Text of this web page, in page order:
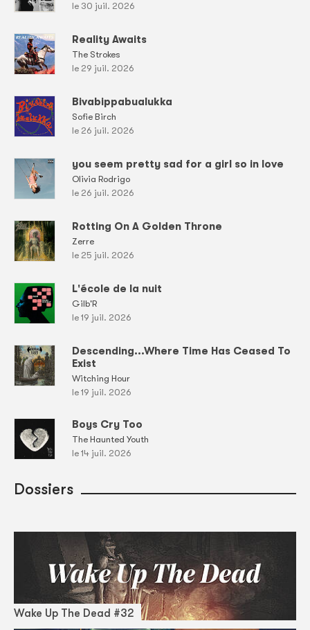
le 30 juil. 2026
Reality Awaits
The Strokes
le 29 juil. 2026
Bivabippabualukka
Sofie Birch
le 26 juil. 2026
you seem pretty sad for a girl so in love
Olivia Rodrigo
le 26 juil. 2026
Rotting On A Golden Throne
Zerre
le 25 juil. 2026
L'école de la nuit
Gilb'R
le 19 juil. 2026
Descending...Where Time Has Ceased To
Exist
Witching Hour
le 19 juil. 2026
Boys Cry Too
The Haunted Youth
le 14 juil. 2026
Dossiers
Wake Up The Dead #32